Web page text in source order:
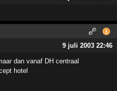
9 juli 2003 22:46
dan vanaf DH centraal
hotel